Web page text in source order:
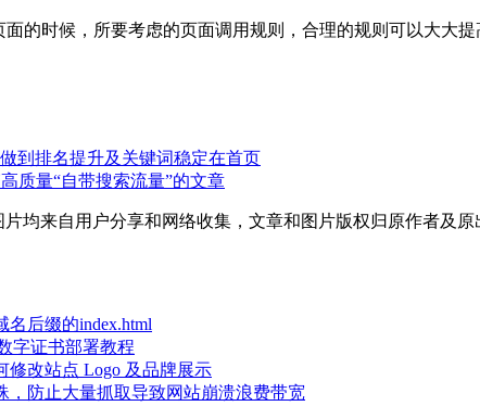
的时候，所要考虑的页面调用规则，合理的规则可以大大
做到排名提升及关键词稳定在首页
质量“自带搜索流量”的文章
均来自用户分享和网络收集，文章和图片版权归原作者及
后缀的index.html
字证书部署教程
修改站点 Logo 及品牌展示
，防止大量抓取导致网站崩溃浪费带宽